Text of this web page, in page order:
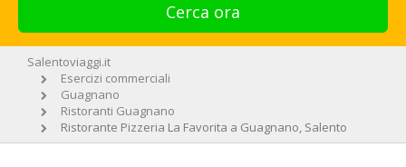
Cerca ora
Salentoviaggi.it
Esercizi commerciali
Guagnano
Ristoranti Guagnano
Ristorante Pizzeria La Favorita a Guagnano, Salento